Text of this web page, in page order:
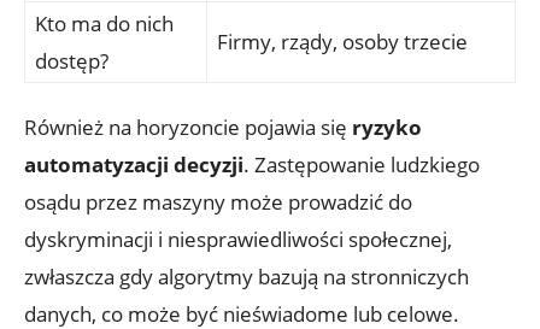
Kto ma do⁣ nich
dostęp?
Firmy, rządy,⁣ osoby ⁣trzecie
Również na horyzoncie pojawia się‌ ryzyko
automatyzacji decyzji. Zastępowanie ludzkiego
osądu przez maszyny może prowadzić do
dyskryminacji i niesprawiedliwości społecznej,
zwłaszcza gdy algorytmy‌ bazują na ⁣stronniczych
danych, co‍ może być ​nieświadome lub celowe.